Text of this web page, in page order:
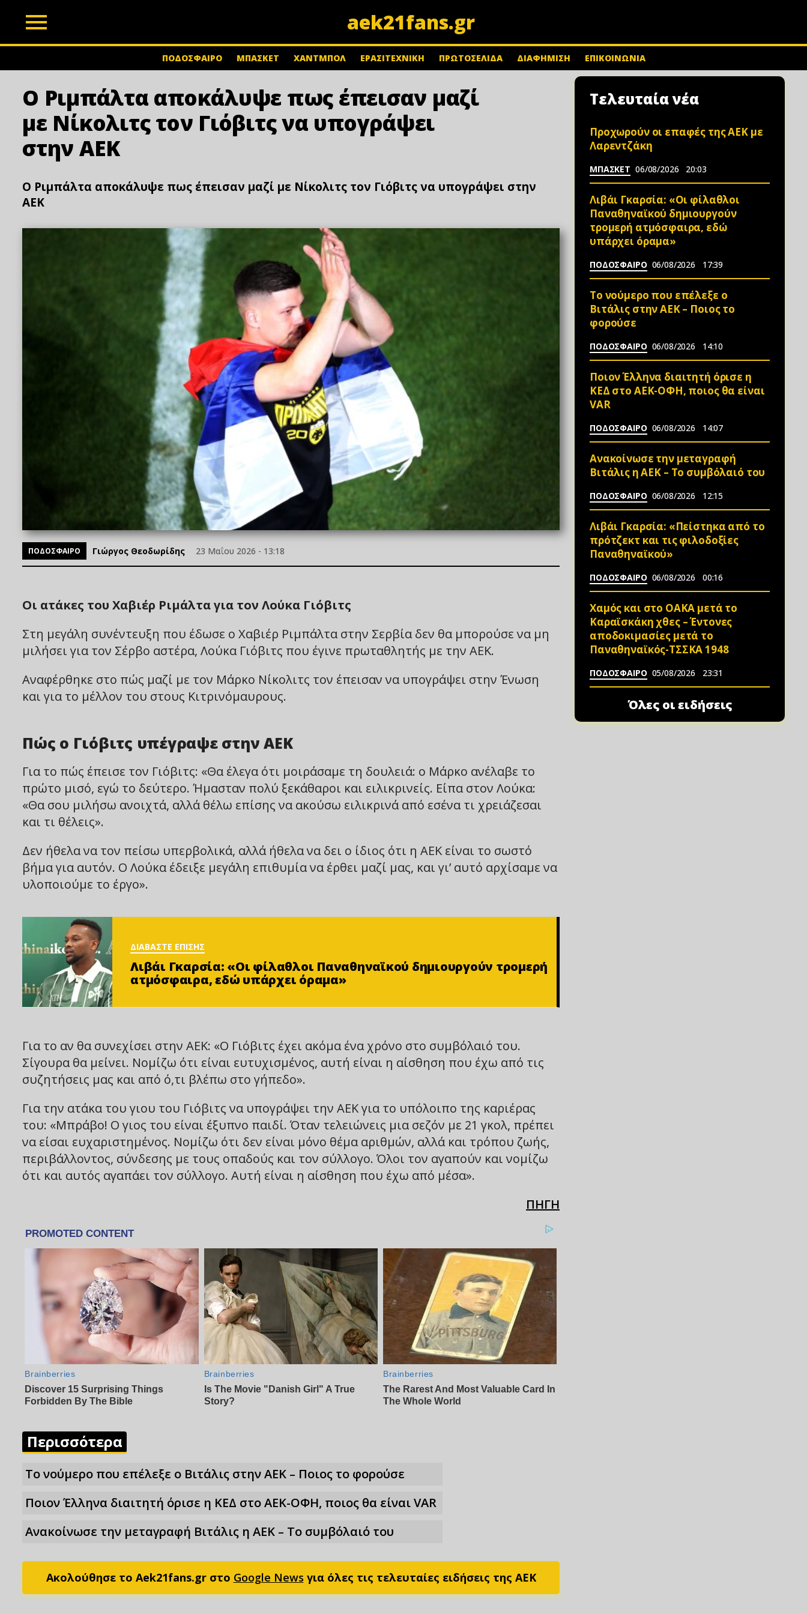
aek21fans.gr
ΠΟΔΟΣΦΑΙΡΟ ΜΠΑΣΚΕΤ ΧΑΝΤΜΠΟΛ ΕΡΑΣΙΤΕΧΝΙΚΗ ΠΡΩΤΟΣΕΛΙΔΑ ΔΙΑΦΗΜΙΣΗ ΕΠΙΚΟΙΝΩΝΙΑ
Ο Ριμπάλτα αποκάλυψε πως έπεισαν μαζί
με Νίκολιτς τον Γιόβιτς να υπογράψει
στην ΑΕΚ
Ο Ριμπάλτα αποκάλυψε πως έπεισαν μαζί με Νίκολιτς τον Γιόβιτς να υπογράψει στην
ΑΕΚ
ΠΟΔΟΣΦΑΙΡΟ Γιώργος Θεοδωρίδης 23 Μαΐου 2026 - 13:18
Οι ατάκες του Χαβιέρ Ριμάλτα για τον Λούκα Γιόβιτς
Στη μεγάλη συνέντευξη που έδωσε ο Χαβιέρ Ριμπάλτα στην Σερβία δεν θα μπορούσε να μη
μιλήσει για τον Σέρβο αστέρα, Λούκα Γιόβιτς που έγινε πρωταθλητής με την ΑΕΚ.
Αναφέρθηκε στο πώς μαζί με τον Μάρκο Νίκολιτς τον έπεισαν να υπογράψει στην Ένωση
και για το μέλλον του στους Κιτρινόμαυρους.
Πώς ο Γιόβιτς υπέγραψε στην ΑΕΚ
Για το πώς έπεισε τον Γιόβιτς: «Θα έλεγα ότι μοιράσαμε τη δουλειά: ο Μάρκο ανέλαβε το
πρώτο μισό, εγώ το δεύτερο. Ήμασταν πολύ ξεκάθαροι και ειλικρινείς. Είπα στον Λούκα:
«Θα σου μιλήσω ανοιχτά, αλλά θέλω επίσης να ακούσω ειλικρινά από εσένα τι χρειάζεσαι
και τι θέλεις».
Δεν ήθελα να τον πείσω υπερβολικά, αλλά ήθελα να δει ο ίδιος ότι η ΑΕΚ είναι το σωστό
βήμα για αυτόν. Ο Λούκα έδειξε μεγάλη επιθυμία να έρθει μαζί μας, και γι’ αυτό αρχίσαμε να
υλοποιούμε το έργο».
ΔΙΑΒΑΣΤΕ ΕΠΙΣΗΣ
Λιβάι Γκαρσία: «Οι φίλαθλοι Παναθηναϊκού δημιουργούν τρομερή
ατμόσφαιρα, εδώ υπάρχει όραμα»
Για το αν θα συνεχίσει στην ΑΕΚ: «Ο Γιόβιτς έχει ακόμα ένα χρόνο στο συμβόλαιό του.
Σίγουρα θα μείνει. Νομίζω ότι είναι ευτυχισμένος, αυτή είναι η αίσθηση που έχω από τις
συζητήσεις μας και από ό,τι βλέπω στο γήπεδο».
Για την ατάκα του γιου του Γιόβιτς να υπογράψει την ΑΕΚ για το υπόλοιπο της καριέρας
του: «Μπράβο! Ο γιος του είναι έξυπνο παιδί. Όταν τελειώνεις μια σεζόν με 21 γκολ, πρέπει
να είσαι ευχαριστημένος. Νομίζω ότι δεν είναι μόνο θέμα αριθμών, αλλά και τρόπου ζωής,
περιβάλλοντος, σύνδεσης με τους οπαδούς και τον σύλλογο. Όλοι τον αγαπούν και νομίζω
ότι και αυτός αγαπάει τον σύλλογο. Αυτή είναι η αίσθηση που έχω από μέσα».
ΠΗΓΗ
Περισσότερα
Το νούμερο που επέλεξε ο Βιτάλις στην ΑΕΚ – Ποιος το φορούσε
Ποιον Έλληνα διαιτητή όρισε η ΚΕΔ στο ΑΕΚ-ΟΦΗ, ποιος θα είναι VAR
Ανακοίνωσε την μεταγραφή Βιτάλις η ΑΕΚ – Το συμβόλαιό του
Ακολούθησε το Aek21fans.gr στο Google News για όλες τις τελευταίες ειδήσεις της ΑΕΚ
Τελευταία νέα
Προχωρούν οι επαφές της ΑΕΚ με
Λαρεντζάκη
ΜΠΑΣΚΕΤ 06/08/2026 20:03
Λιβάι Γκαρσία: «Οι φίλαθλοι
Παναθηναϊκού δημιουργούν
τρομερή ατμόσφαιρα, εδώ
υπάρχει όραμα»
ΠΟΔΟΣΦΑΙΡΟ 06/08/2026 17:39
Το νούμερο που επέλεξε ο
Βιτάλις στην ΑΕΚ – Ποιος το
φορούσε
ΠΟΔΟΣΦΑΙΡΟ 06/08/2026 14:10
Ποιον Έλληνα διαιτητή όρισε η
ΚΕΔ στο ΑΕΚ-ΟΦΗ, ποιος θα είναι
VAR
ΠΟΔΟΣΦΑΙΡΟ 06/08/2026 14:07
Ανακοίνωσε την μεταγραφή
Βιτάλις η ΑΕΚ – Το συμβόλαιό του
ΠΟΔΟΣΦΑΙΡΟ 06/08/2026 12:15
Λιβάι Γκαρσία: «Πείστηκα από το
πρότζεκτ και τις φιλοδοξίες
Παναθηναϊκού»
ΠΟΔΟΣΦΑΙΡΟ 06/08/2026 00:16
Χαμός και στο ΟΑΚΑ μετά το
Καραϊσκάκη χθες – Έντονες
αποδοκιμασίες μετά το
Παναθηναϊκός-ΤΣΣΚΑ 1948
ΠΟΔΟΣΦΑΙΡΟ 05/08/2026 23:31
Όλες οι ειδήσεις